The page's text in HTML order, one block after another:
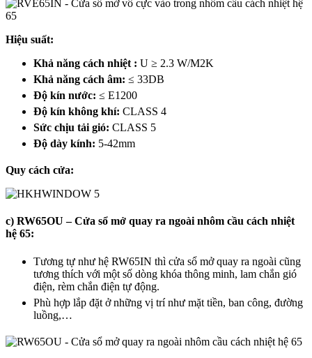
Hiệu suất:
Khả năng cách nhiệt : U ≥ 2.3 W/M2K
Khả năng cách âm: ≤ 33DB
Độ kín nước: ≤ E1200
Độ kín không khí: CLASS 4
Sức chịu tải gió: CLASS 5
Độ dày kính: 5-42mm
Quy cách cửa:
c) RW65OU – Cửa sổ mở quay ra ngoài nhôm cầu cách nhiệt
hệ 65:
Tương tự như hệ RW65IN thì cửa sổ mở quay ra ngoài cũng
tương thích với một số dòng khóa thông minh, lam chắn gió
điện, rèm chắn điện tự động.
Phù hợp lắp đặt ở những vị trí như mặt tiền, ban công, đường
luồng,…